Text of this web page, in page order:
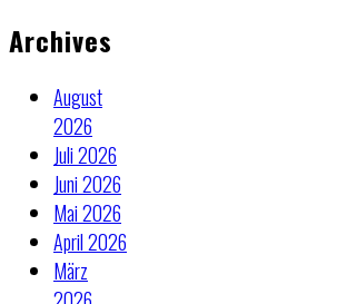
Archives
August
2026
Juli 2026
Juni 2026
Mai 2026
April 2026
März